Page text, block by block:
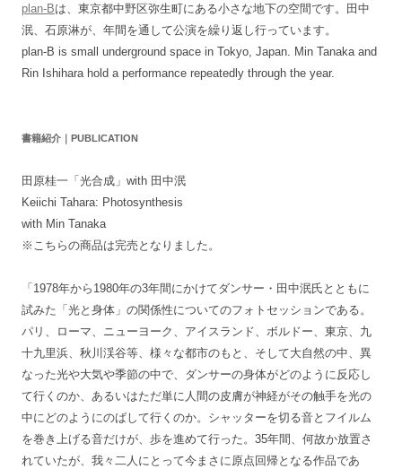
plan-Bは、東京都中野区弥生町にある小さな地下の空間です。田中
泯、石原淋が、年間を通して公演を繰り返し行っています。
plan-B is small underground space in Tokyo, Japan. Min Tanaka and
Rin Ishihara hold a performance repeatedly through the year.
書籍紹介｜PUBLICATION
田原桂一「光合成」with 田中泯
Keiichi Tahara: Photosynthesis
with Min Tanaka
※こちらの商品は完売となりました。
「1978年から1980年の3年間にかけてダンサー・田中泯氏とともに
試みた「光と身体」の関係性についてのフォトセッションである。
パリ、ローマ、ニューヨーク、アイスランド、ボルドー、東京、九
十九里浜、秋川渓谷等、様々な都市のもと、そして大自然の中、異
なった光や大気や季節の中で、ダンサーの身体がどのように反応し
て行くのか、あるいはただ単に人間の皮膚が神経がその触手を光の
中にどのようにのばして行くのか。シャッターを切る音とフイルム
を巻き上げる音だけが、歩を進めて行った。35年間、何故か放置さ
れていたが、我々二人にとって今まさに原点回帰となる作品であ